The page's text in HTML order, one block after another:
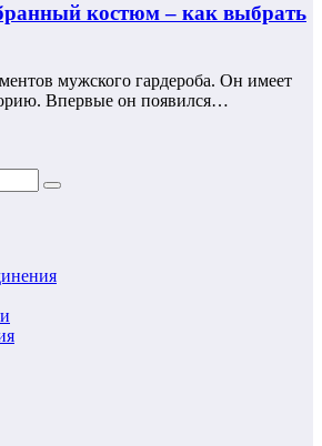
костюм – как выбрать
мужского гардероба. Он имеет
Впервые он появился…